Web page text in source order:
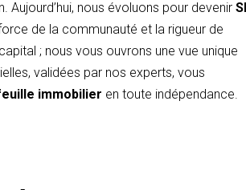
Aujourd’hui, nous évoluons pour devenir
de la communauté et la rigueur de
; nous vous ouvrons une vue unique
validées par nos experts, vous
immobilier en toute indépendance.